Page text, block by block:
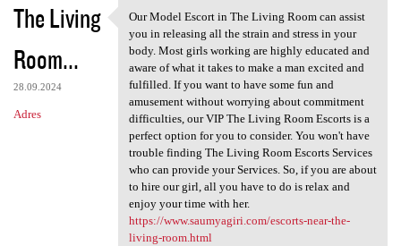
The Living
Room...
28.09.2024
Adres
Our Model Escort in The
Our Model Escort in The Living Room can assist
you in releasing all the strain and stress in your
body. Most girls working are highly educated and
aware of what it takes to make a man excited and
fulfilled. If you want to have some fun and
amusement without worrying about commitment
difficulties, our VIP The Living Room Escorts is a
perfect option for you to consider. You won't have
trouble finding The Living Room Escorts Services
who can provide your Services. So, if you are about
to hire our girl, all you have to do is relax and
enjoy your time with her.
https://www.saumyagiri.com/escorts-near-the-
living-room.html